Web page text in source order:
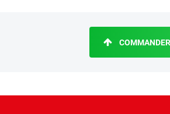
COMMANDER